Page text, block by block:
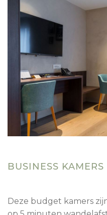
BUSINESS
Deze budget kamers